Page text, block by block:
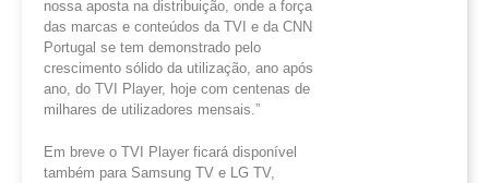
nossa aposta na distribuição, onde a força
das marcas e conteúdos da TVI e da CNN
Portugal se tem demonstrado pelo
crescimento sólido da utilização, ano após
ano, do TVI Player, hoje com centenas de
milhares de utilizadores mensais.”
Em breve o TVI Player ficará disponível
também para Samsung TV e LG TV,